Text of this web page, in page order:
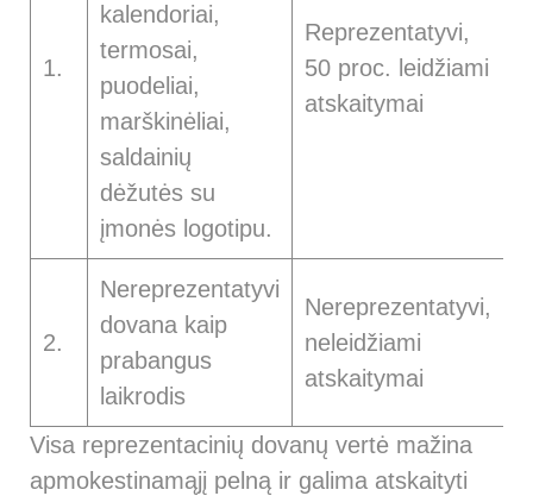
1.
kalendoriai,
termosai,
puodeliai,
marškinėliai,
saldainių
dėžutės su
įmonės logotipu.
Reprezentatyvi,
50 proc. leidžiami
atskaitymai
2.
Nereprezentatyvi
dovana kaip
prabangus
laikrodis
Nereprezentatyvi,
neleidžiami
atskaitymai
Visa reprezentacinių dovanų vertė mažina
apmokestinamąjį pelną ir galima atskaityti